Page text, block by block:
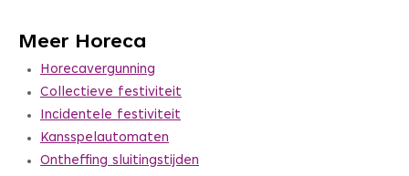
Meer Horeca
Horecavergunning
Collectieve festiviteit
Incidentele festiviteit
Kansspelautomaten
Ontheffing sluitingstijden